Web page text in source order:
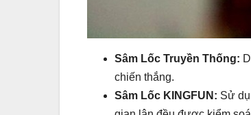
Sâm Lốc Truyền Thống:
chiến thắng.
Sâm Lốc KINGFUN: Sử